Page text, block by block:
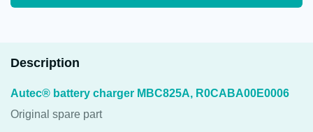
Description
Autec® battery charger MBC825A, R0CABA00E0006
Original spare part